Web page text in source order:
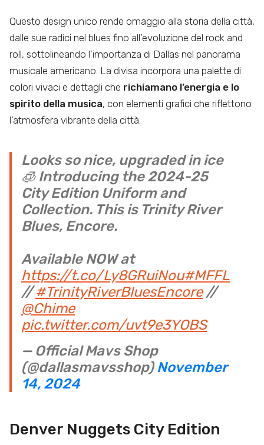
Questo design unico rende omaggio alla storia della città,
dalle sue radici nel blues fino all’evoluzione del rock and
roll, sottolineando l’importanza di Dallas nel panorama
musicale americano. La divisa incorpora una palette di
colori vivaci e dettagli che richiamano l’energia e lo
spirito della musica, con elementi grafici che riflettono
l’atmosfera vibrante della città.
Looks so nice, upgraded in ice
🧊 Introducing the 2024-25
City Edition Uniform and
Collection. This is Trinity River
Blues, Encore.
Available NOW at
https://t.co/Ly8GRuiNou#MFFL
//#TrinityRiverBluesEncore//
@Chime
pic.twitter.com/uvt9e3YOBS
— Official Mavs Shop
(@dallasmavsshop)November
14, 2024
Denver Nuggets City Edition